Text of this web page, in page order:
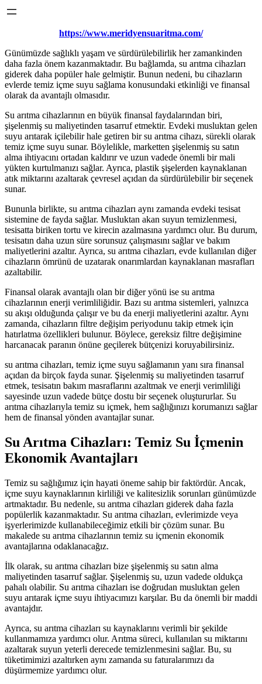
https://www.meridyensuaritma.com/
Günümüzde sağlıklı yaşam ve sürdürülebilirlik her zamankinden
daha fazla önem kazanmaktadır. Bu bağlamda, su arıtma cihazları
giderek daha popüler hale gelmiştir. Bunun nedeni, bu cihazların
evlerde temiz içme suyu sağlama konusundaki etkinliği ve finansal
olarak da avantajlı olmasıdır.
Su arıtma cihazlarının en büyük finansal faydalarından biri,
şişelenmiş su maliyetinden tasarruf etmektir. Evdeki musluktan gelen
suyu arıtarak içilebilir hale getiren bir su arıtma cihazı, sürekli olarak
temiz içme suyu sunar. Böylelikle, marketten şişelenmiş su satın
alma ihtiyacını ortadan kaldırır ve uzun vadede önemli bir mali
yükten kurtulmanızı sağlar. Ayrıca, plastik şişelerden kaynaklanan
atık miktarını azaltarak çevresel açıdan da sürdürülebilir bir seçenek
sunar.
Bununla birlikte, su arıtma cihazları aynı zamanda evdeki tesisat
sistemine de fayda sağlar. Musluktan akan suyun temizlenmesi,
tesisatta biriken tortu ve kirecin azalmasına yardımcı olur. Bu durum,
tesisatın daha uzun süre sorunsuz çalışmasını sağlar ve bakım
maliyetlerini azaltır. Ayrıca, su arıtma cihazları, evde kullanılan diğer
cihazların ömrünü de uzatarak onarımlardan kaynaklanan masrafları
azaltabilir.
Finansal olarak avantajlı olan bir diğer yönü ise su arıtma
cihazlarının enerji verimliliğidir. Bazı su arıtma sistemleri, yalnızca
su akışı olduğunda çalışır ve bu da enerji maliyetlerini azaltır. Aynı
zamanda, cihazların filtre değişim periyodunu takip etmek için
hatırlatma özellikleri bulunur. Böylece, gereksiz filtre değişimine
harcanacak paranın önüne geçilerek bütçenizi koruyabilirsiniz.
su arıtma cihazları, temiz içme suyu sağlamanın yanı sıra finansal
açıdan da birçok fayda sunar. Şişelenmiş su maliyetinden tasarruf
etmek, tesisatın bakım masraflarını azaltmak ve enerji verimliliği
sayesinde uzun vadede bütçe dostu bir seçenek oluştururlar. Su
arıtma cihazlarıyla temiz su içmek, hem sağlığınızı korumanızı sağlar
hem de finansal yönden avantajlar sunar.
Su Arıtma Cihazları: Temiz Su İçmenin
Ekonomik Avantajları
Temiz su sağlığımız için hayati öneme sahip bir faktördür. Ancak,
içme suyu kaynaklarının kirliliği ve kalitesizlik sorunları günümüzde
artmaktadır. Bu nedenle, su arıtma cihazları giderek daha fazla
popülerlik kazanmaktadır. Su arıtma cihazları, evlerimizde veya
işyerlerimizde kullanabileceğimiz etkili bir çözüm sunar. Bu
makalede su arıtma cihazlarının temiz su içmenin ekonomik
avantajlarına odaklanacağız.
İlk olarak, su arıtma cihazları bize şişelenmiş su satın alma
maliyetinden tasarruf sağlar. Şişelenmiş su, uzun vadede oldukça
pahalı olabilir. Su arıtma cihazları ise doğrudan musluktan gelen
suyu arıtarak içme suyu ihtiyacımızı karşılar. Bu da önemli bir maddi
avantajdır.
Ayrıca, su arıtma cihazları su kaynaklarını verimli bir şekilde
kullanmamıza yardımcı olur. Arıtma süreci, kullanılan su miktarını
azaltarak suyun yeterli derecede temizlenmesini sağlar. Bu, su
tüketimimizi azaltırken aynı zamanda su faturalarımızı da
düşürmemize yardımcı olur.